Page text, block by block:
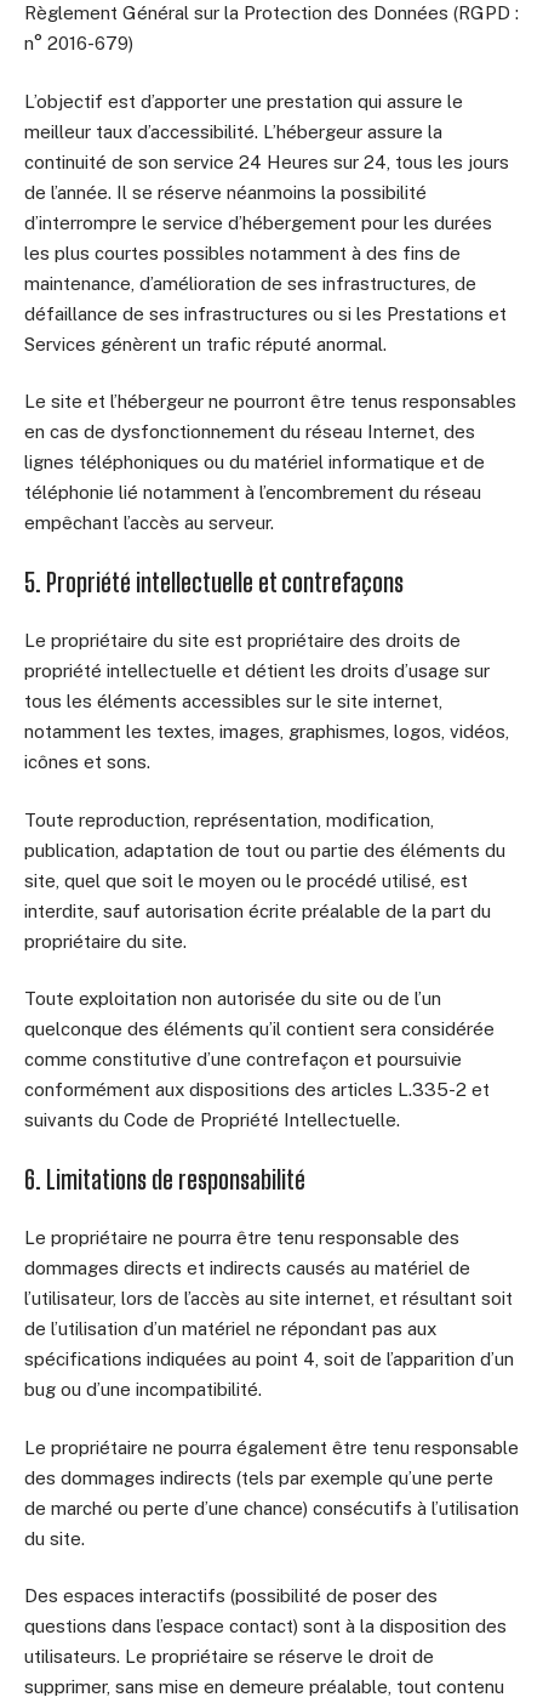
Règlement Général sur la Protection des Données (RGPD :
n° 2016-679)
L’objectif est d’apporter une prestation qui assure le
meilleur taux d’accessibilité. L’hébergeur assure la
continuité de son service 24 Heures sur 24, tous les jours
de l’année. Il se réserve néanmoins la possibilité
d’interrompre le service d’hébergement pour les durées
les plus courtes possibles notamment à des fins de
maintenance, d’amélioration de ses infrastructures, de
défaillance de ses infrastructures ou si les Prestations et
Services génèrent un trafic réputé anormal.
Le site et l’hébergeur ne pourront être tenus responsables
en cas de dysfonctionnement du réseau Internet, des
lignes téléphoniques ou du matériel informatique et de
téléphonie lié notamment à l’encombrement du réseau
empêchant l’accès au serveur.
5. Propriété intellectuelle et contrefaçons
Le propriétaire du site est propriétaire des droits de
propriété intellectuelle et détient les droits d’usage sur
tous les éléments accessibles sur le site internet,
notamment les textes, images, graphismes, logos, vidéos,
icônes et sons.
Toute reproduction, représentation, modification,
publication, adaptation de tout ou partie des éléments du
site, quel que soit le moyen ou le procédé utilisé, est
interdite, sauf autorisation écrite préalable de la part du
propriétaire du site.
Toute exploitation non autorisée du site ou de l’un
quelconque des éléments qu’il contient sera considérée
comme constitutive d’une contrefaçon et poursuivie
conformément aux dispositions des articles L.335-2 et
suivants du Code de Propriété Intellectuelle.
6. Limitations de responsabilité
Le propriétaire ne pourra être tenu responsable des
dommages directs et indirects causés au matériel de
l’utilisateur, lors de l’accès au site internet, et résultant soit
de l’utilisation d’un matériel ne répondant pas aux
spécifications indiquées au point 4, soit de l’apparition d’un
bug ou d’une incompatibilité.
Le propriétaire ne pourra également être tenu responsable
des dommages indirects (tels par exemple qu’une perte
de marché ou perte d’une chance) consécutifs à l’utilisation
du site.
Des espaces interactifs (possibilité de poser des
questions dans l’espace contact) sont à la disposition des
utilisateurs. Le propriétaire se réserve le droit de
supprimer, sans mise en demeure préalable, tout contenu